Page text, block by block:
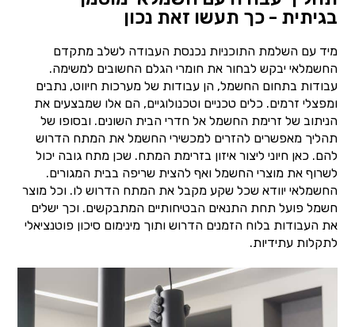
בגיתית - כך תעשו זאת נכון
מיד עם השלמת התוכניות נכנסת העבודה לשלב מתקדם
החשמלאי יבקש לבחור את חומרי הגלם החשובים למשימה.
עבודות בתחום החשמל, הן עבודות של מערכות חיווט, נתבים
ומפצלי זרמים. כלים טכניים וטכנולוגיים, הם אלו שמבצעים את
הניתוב של זרימת החשמל אל חדרי הבית השונים. ובסופו של
תהליך מאפשרים להזרים למכשירי החשמל את המתח הדרוש
להם. כאן חיוני ליצור איזון בזרימת המתח. שכן מתח גובה יכול
לשרוף את מוצרי החשמל ואף להצית שריפה בבית המגורים.
החשמלאי יוודא שכל שקע מקבל את המתח הדרוש לו. וכל מוצר
חשמל פועל תחת התנאים הבטיחותיים המתבקשים. וכך ישלים
את העבודות בלוח הזמנים הדרוש ותוך מינימום סיכון פוטנציאלי
לתקלות עתידיות.